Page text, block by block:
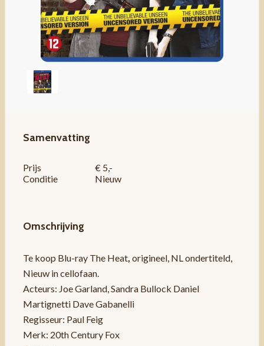
Samenvatting
Prijs
€ 5,-
Conditie
Nieuw
Omschrijving
Te koop Blu-ray The Heat, origineel, NL ondertiteld,
Nieuw in cellofaan.
Acteurs: Joe Garland, Sandra Bullock Daniel
Martignetti Dave Gabanelli
Regisseur: Paul Feig
Merk: 20th Century Fox